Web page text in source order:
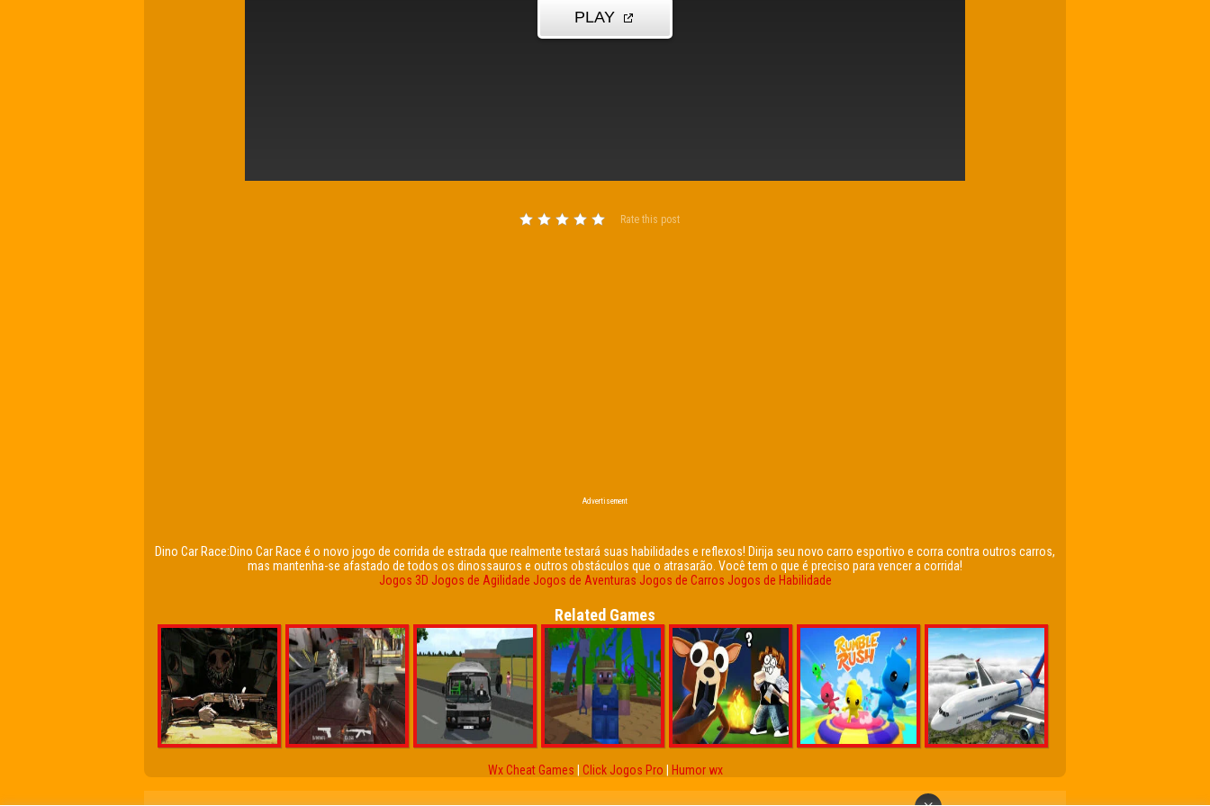
Rate this post
Advertisement
Dino Car Race:Dino Car Race é o novo jogo de corrida de estrada que realmente testará suas habilidades e reflexos! Dirija seu novo carro esportivo e corra contra outros carros,
mas mantenha-se afastado de todos os dinossauros e outros obstáculos que o atrasarão. Você tem o que é preciso para vencer a corrida!
Jogos 3D Jogos de Agilidade Jogos de Aventuras Jogos de Carros Jogos de Habilidade
Related Games
Wx Cheat Games Click Jogos Pro Humor wx